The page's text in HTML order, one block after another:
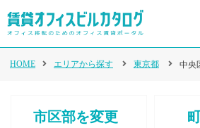
HOME エリアから探す 東京都 中央
市区部を変更